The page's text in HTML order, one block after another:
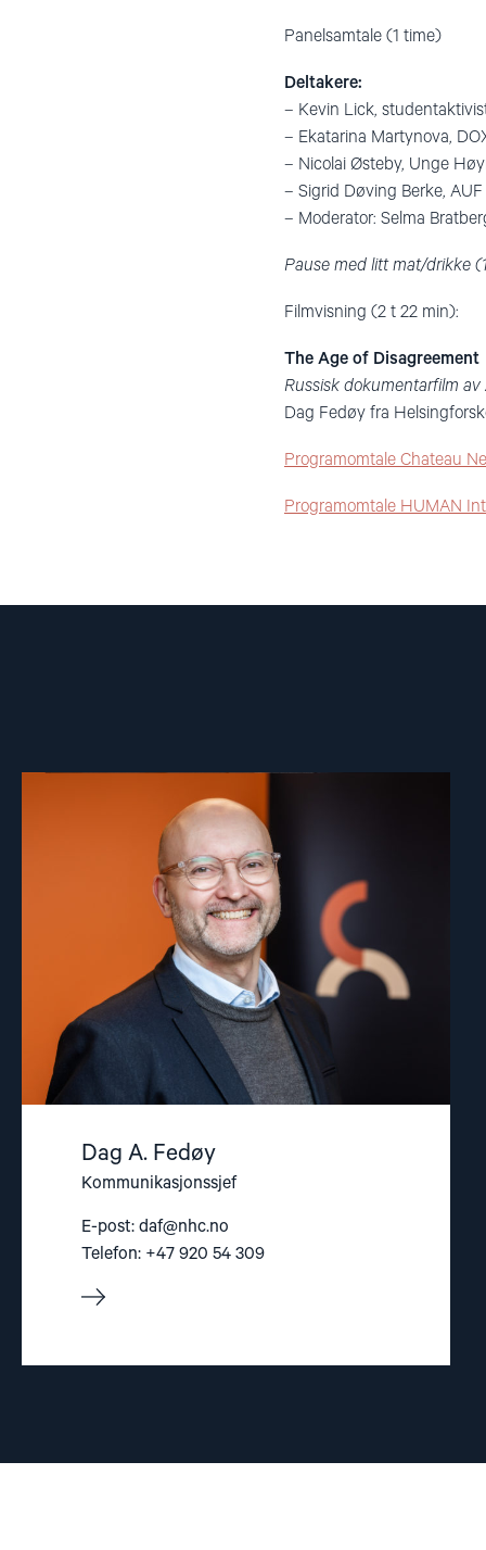
Panelsamtale (1 time)
Deltakere:
– Kevin Lick,
– Ekatarina Martynova,
– Nicolai Østeby, Unge
– Sigrid Døving Berke, AUF
– Moderator: Selma
Pause med litt mat/drikke
Filmvisning (2 t 22 min):
The Age of Disagreement
Russisk dokumentarfilm
Dag Fedøy fra
Programomtale Chateau
Programomtale HUMAN
Dag A. Fedøy
Kommunikasjonssjef
E-post: daf@nhc.no
Telefon: +47 920 54 309
article
"Dag
A.
Fedøy"